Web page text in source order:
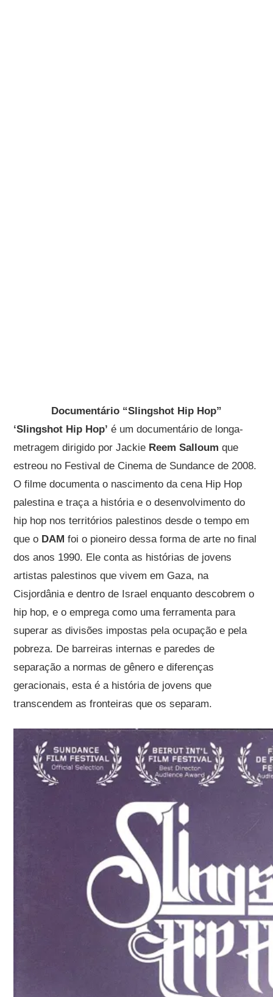
Documentário “Slingshot Hip Hop”
‘Slingshot Hip Hop’ é um documentário de longa-
metragem dirigido por Jackie Reem Salloum que
estreou no Festival de Cinema de Sundance de 2008.
O filme documenta o nascimento da cena Hip Hop
palestina e traça a história e o desenvolvimento do
hip hop nos territórios palestinos desde o tempo em
que o DAM foi o pioneiro dessa forma de arte no final
dos anos 1990. Ele conta as histórias de jovens
artistas palestinos que vivem em Gaza, na
Cisjordânia e dentro de Israel enquanto descobrem o
hip hop, e o emprega como uma ferramenta para
superar as divisões impostas pela ocupação e pela
pobreza. De barreiras internas e paredes de
separação a normas de gênero e diferenças
geracionais, esta é a história de jovens que
transcendem as fronteiras que os separam.